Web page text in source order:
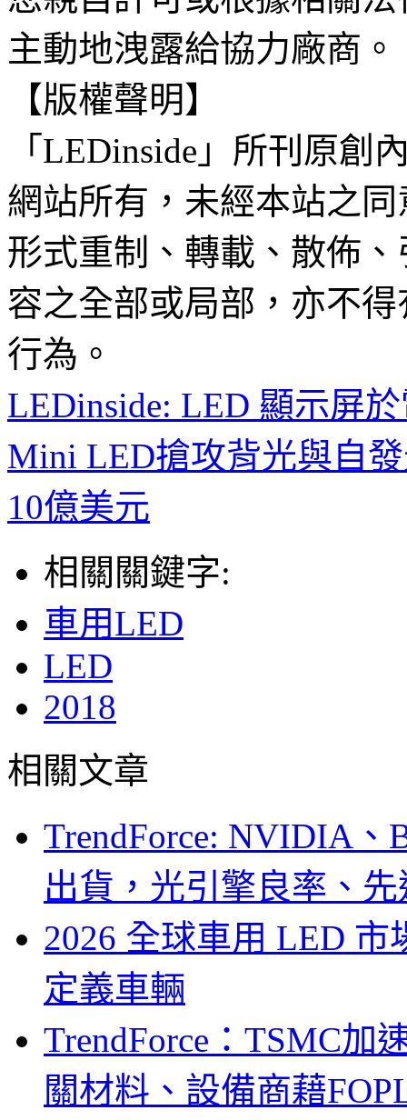
主動地洩露給協力廠商。
【版權聲明】
「LEDinside」所刊原創
網站所有，未經本站之
形式重制、轉載、散佈
容之全部或局部，亦不
行為。
LEDinside: LED 顯示屏
Mini LED搶攻背光與自
10億美元
相關關鍵字:
車用LED
LED
2018
相關文章
TrendForce: NVIDIA、
出貨，光引擎良率、
2026 全球車用 LED
定義車輛
TrendForce：TSMC加
關材料、設備商藉